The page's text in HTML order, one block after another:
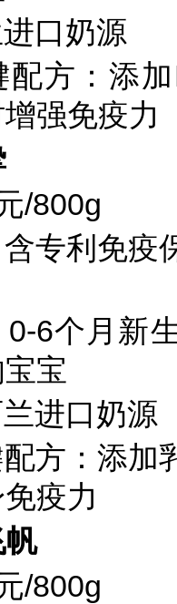
口奶源
配方：添
强免疫力
/800g
专利免疫
6个月新
宝
进口奶源
方：添加
疫力
帆
/800g